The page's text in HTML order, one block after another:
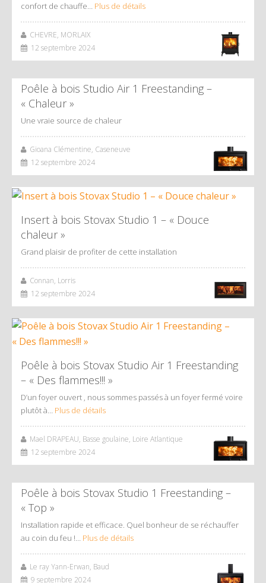
confort de chauffe… Plus de détails
CHEVRE, MORLAIX
12 septembre 2024
Poêle à bois Studio Air 1 Freestanding –
« Chaleur »
Une vraie source de chaleur
Gioana Clémentine, Caseneuve
12 septembre 2024
Insert à bois Stovax Studio 1 – « Douce
chaleur »
Grand plaisir de profiter de cette installation
Connan, Lorris
12 septembre 2024
Poêle à bois Stovax Studio Air 1 Freestanding
– « Des flammes!!! »
D’un foyer ouvert , nous sommes passés à un foyer fermé voire
plutôt à… Plus de détails
Mael DRAPEAU, Basse goulaine, Loire Atlantique
12 septembre 2024
Poêle à bois Stovax Studio 1 Freestanding –
« Top »
Installation rapide et efficace. Quel bonheur de se réchauffer
au coin du feu !… Plus de détails
Le ray Yann-Erwan, Baud
9 septembre 2024